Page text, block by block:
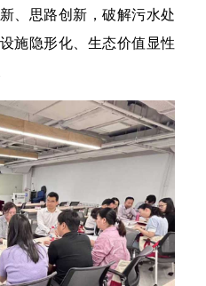
、思路创新，破解污水处
施隐形化、生态价值显性